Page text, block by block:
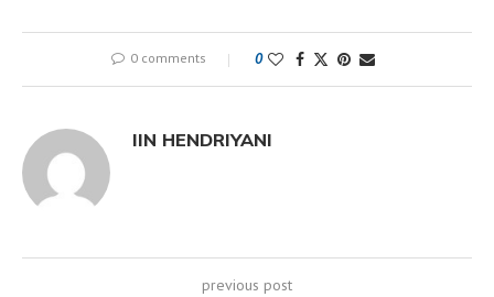
0 comments 0
IIN HENDRIYANI
previous post